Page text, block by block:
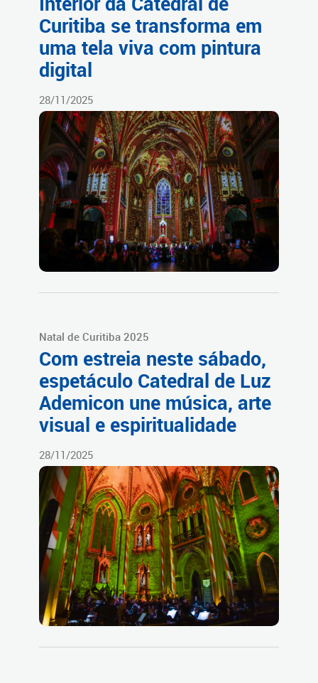
Curitiba se transforma em
uma tela viva com pintura
digital
28/11/2025
Natal de Curitiba 2025
Com estreia neste sábado,
espetáculo Catedral de Luz
Ademicon une música, arte
visual e espiritualidade
28/11/2025